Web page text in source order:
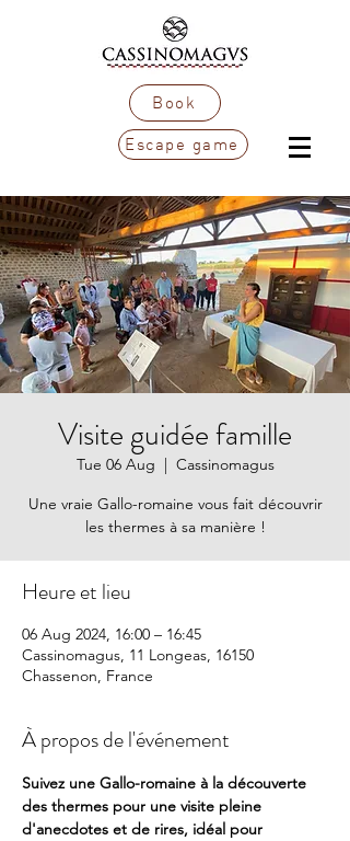
Book
Escape game
Visite guidée famille
Tue 06 Aug
  |
Cassinomagus
Une vraie Gallo-romaine vous fait découvrir
les thermes à sa manière !
Heure et lieu
06 Aug 2024, 16:00 – 16:45
Cassinomagus, 11 Longeas, 16150
Chassenon, France
À propos de l'événement
Suivez une Gallo-romaine à la découverte
des thermes pour une visite pleine
d'anecdotes et de rires, idéal pour